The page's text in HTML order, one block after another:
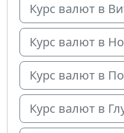
Курс валют в
Курс валют в
Курс валют в
Курс валют в